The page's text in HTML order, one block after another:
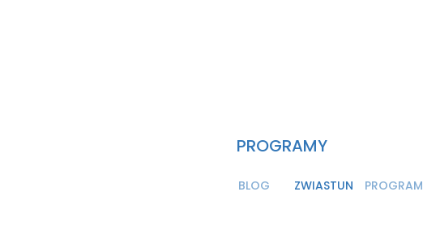
PROGRAMY
BLOG ZWIASTUN PROGRAM